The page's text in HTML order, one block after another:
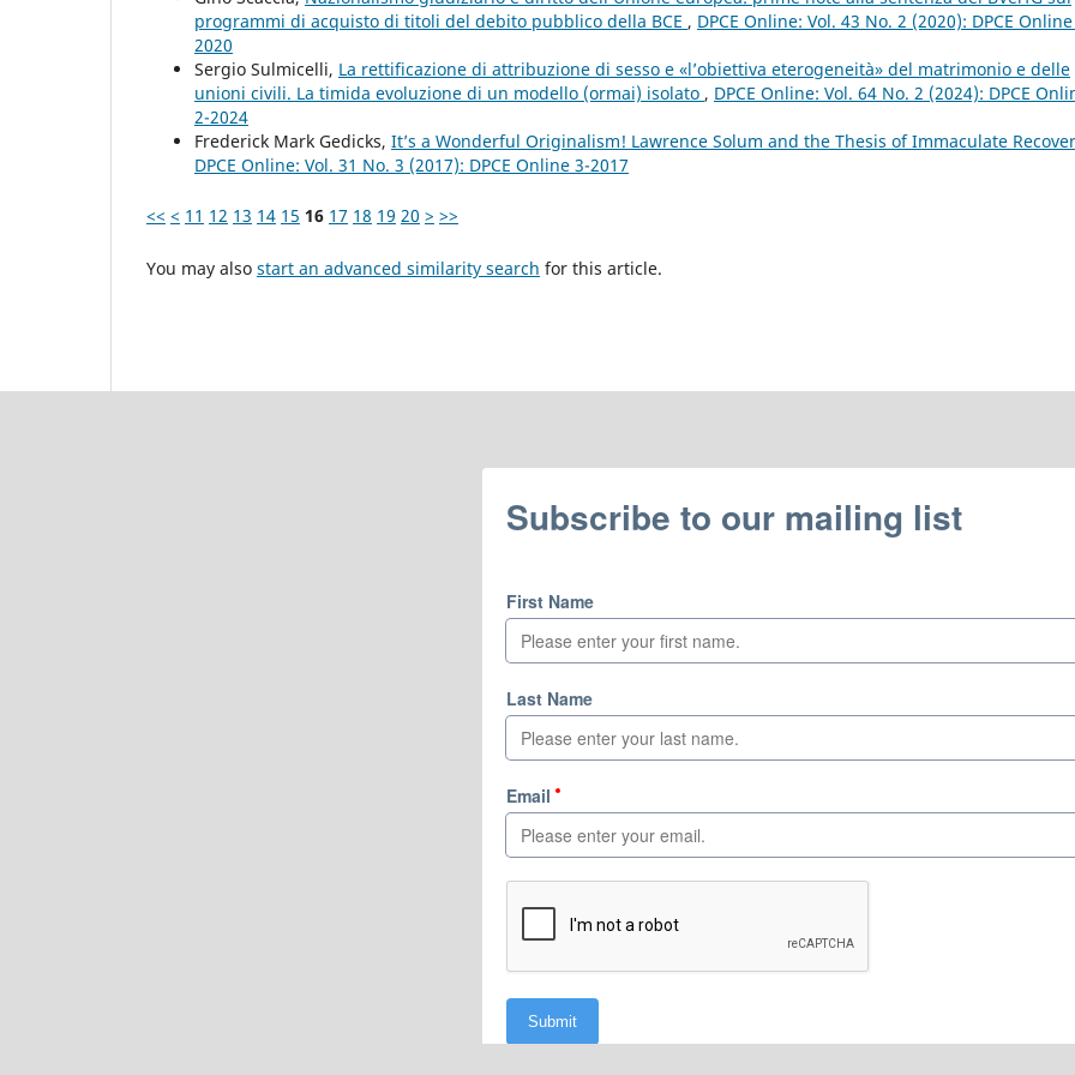
programmi di acquisto di titoli del debito pubblico della BCE , DPCE Online: Vol. 43 No. 2 (2020): DPCE
2020
Sergio Sulmicelli, La rettificazione di attribuzione di sesso e «l’obiettiva eterogeneità» del matrimonio e delle
unioni civili. La timida evoluzione di un modello (ormai) isolato , DPCE Online: Vol. 64 No. 2 (2024): DPCE
2-2024
Frederick Mark Gedicks, It’s a Wonderful Originalism! Lawrence Solum and the Thesis of Immaculate
DPCE Online: Vol. 31 No. 3 (2017): DPCE Online 3-2017
<< < 11 12 13 14 15 16 17 18 19 20 > >>
You may also start an advanced similarity search for this article.